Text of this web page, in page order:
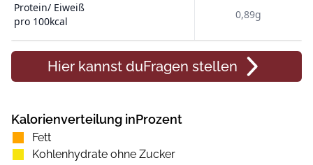
Protein/ Eiweiß
pro 100kcal
0,89g
Hier kannst duFragen stellen
Kalorienverteilung inProzent
Fett
Kohlenhydrate ohne Zucker